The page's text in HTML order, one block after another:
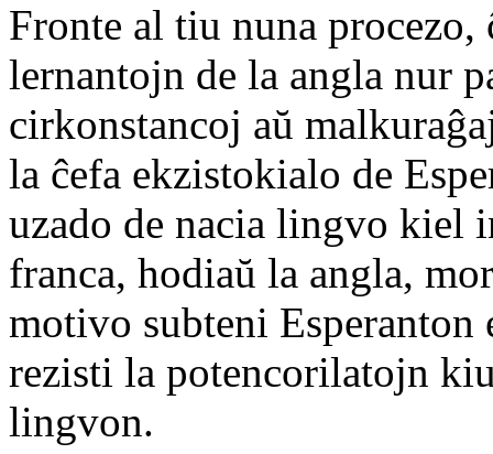
Fronte al tiu nuna
lernantojn de la angla nur
cirkonstancoj aŭ
la ĉefa ekzistokialo de
uzado de nacia lingvo kiel
franca, hodiaŭ la angla,
motivo subteni Esperanton
rezisti la potencorilatojn
lingvon.